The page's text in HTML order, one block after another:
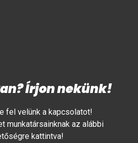
Írjon nekünk!
fel velünk a kapcsolatot!
munkatársainknak az alábbi
kattintva!